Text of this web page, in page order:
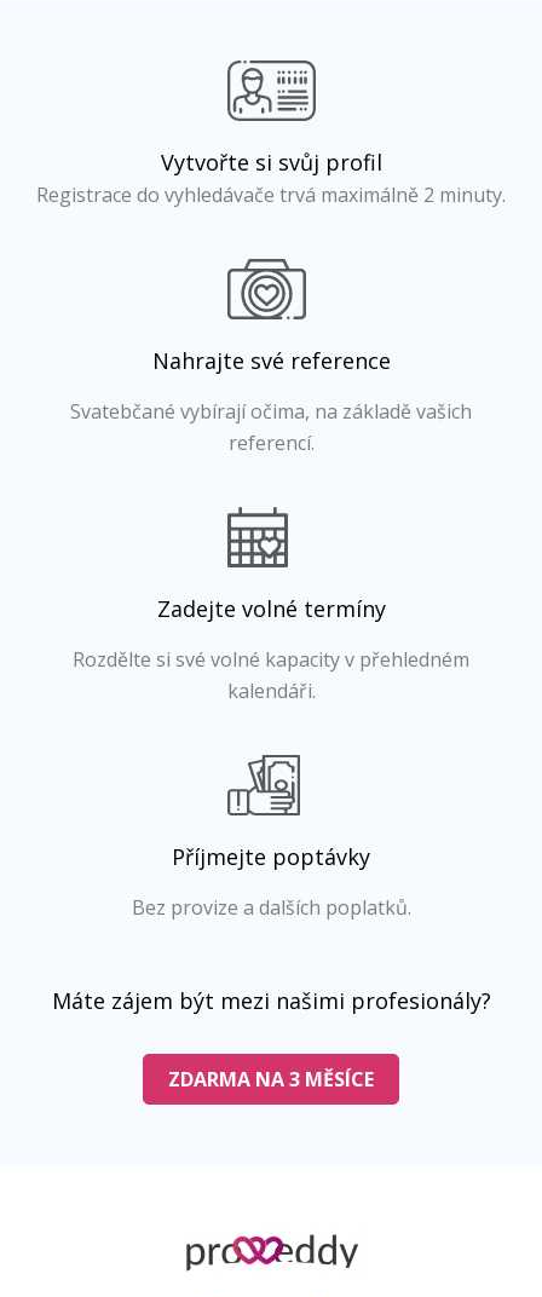
Vytvořte si svůj profil
Registrace do vyhledávače trvá maximálně 2 minuty.
Nahrajte své reference
Svatebčané vybírají očima, na základě vašich
referencí.
Zadejte volné termíny
Rozdělte si své volné kapacity v přehledném
kalendáři.
Příjmejte poptávky
Bez provize a dalších poplatků.
Máte zájem být mezi našimi profesionály?
ZDARMA NA 3 MĚSÍCE